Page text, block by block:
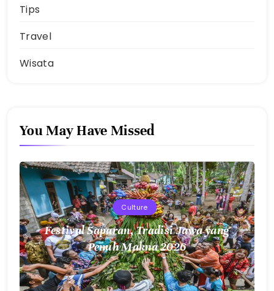
Tips
Travel
Wisata
You May Have Missed
Culture
Festival Saparan, Tradisi Jawa yang
Penuh Makna 2026